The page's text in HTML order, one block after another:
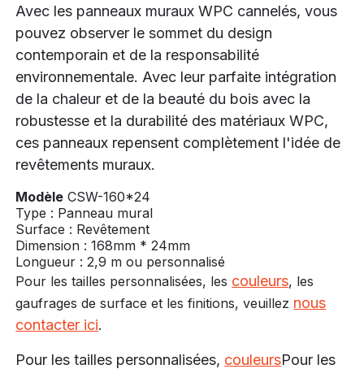
Avec les panneaux muraux WPC cannelés, vous
pouvez observer le sommet du design
contemporain et de la responsabilité
environnementale. Avec leur parfaite intégration
de la chaleur et de la beauté du bois avec la
robustesse et la durabilité des matériaux WPC,
ces panneaux repensent complètement l'idée de
revêtements muraux.
Modèle CSW-160*24
Type : Panneau mural
Surface : Revêtement
Dimension : 168mm * 24mm
Longueur : 2,9 m ou personnalisé
Pour les tailles personnalisées, les couleurs, les
gaufrages de surface et les finitions, veuillez nous
contacter ici.
Pour les tailles personnalisées, couleursPour les